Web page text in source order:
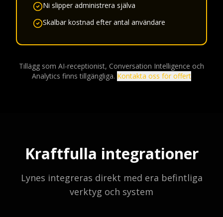
Ni slipper administrera själva
Skalbar kostnad efter antal användare
Tillägg som AI-receptionist, Conversation Intelligence och
Analytics finns tillgängliga. Kontakta oss för offert
Kraftfulla integrationer
Lynes integreras direkt med era befintliga
verktyg och system